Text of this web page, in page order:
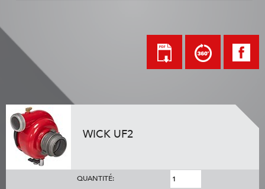
WICK UF2
QUANTITÉ: